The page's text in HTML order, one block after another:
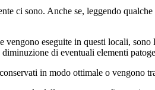
ci sono. Anche se, leggendo
vengono eseguite in questi locali,
di eventuali elementi
in modo ottimale o vengono